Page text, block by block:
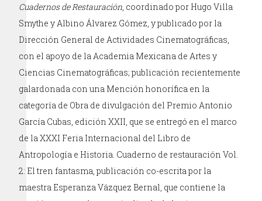
Cuadernos de Restauración , coordinado por Hugo Villa
Smythe y Albino Álvarez Gómez, y publicado por la
Dirección General de Actividades Cinematográficas,
con el apoyo de la Academia Mexicana de Artes y
Ciencias Cinematográficas; publicación recientemente
galardonada con una Mención honorífica en la
categoría de Obra de divulgación del Premio Antonio
García Cubas, edición XXII, que se entregó en el marco
de la XXXI Feria Internacional del Libro de
Antropología e Historia. Cuaderno de restauración Vol.
2: El tren fantasma, publicación co-escrita por la
maestra Esperanza Vázquez Bernal, que contiene la